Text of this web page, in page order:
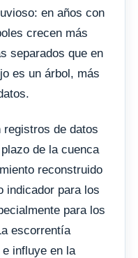
en años con
crecen más
separados que en
es un árbol, más
de datos
de la cuenca
reconstruido
indicador para los
para los
escorrentía
influye en la